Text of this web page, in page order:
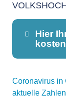
Hier
Coronavirus in
aktuelle